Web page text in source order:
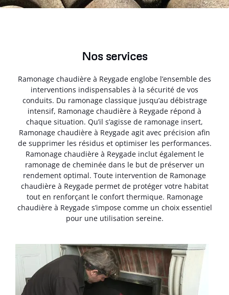
Nos services
Ramonage chaudière à Reygade englobe l’ensemble des
interventions indispensables à la sécurité de vos
conduits. Du ramonage classique jusqu’au débistrage
intensif, Ramonage chaudière à Reygade répond à
chaque situation. Qu’il s’agisse de ramonage insert,
Ramonage chaudière à Reygade agit avec précision afin
de supprimer les résidus et optimiser les performances.
Ramonage chaudière à Reygade inclut également le
ramonage de cheminée dans le but de préserver un
rendement optimal. Toute intervention de Ramonage
chaudière à Reygade permet de protéger votre habitat
tout en renforçant le confort thermique. Ramonage
chaudière à Reygade s’impose comme un choix essentiel
pour une utilisation sereine.